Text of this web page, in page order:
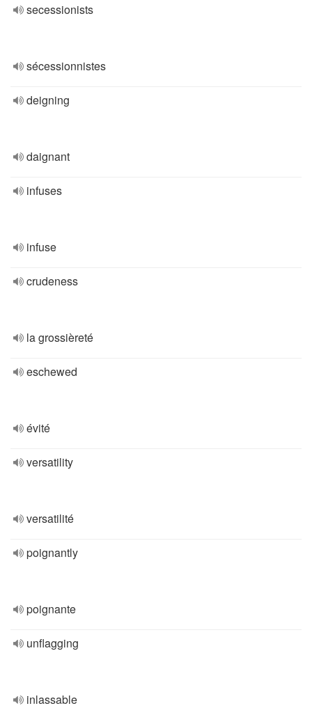
secessionists
sécessionnistes
deigning
daignant
infuses
infuse
crudeness
la grossièreté
eschewed
évité
versatility
versatilité
poignantly
poignante
unflagging
inlassable